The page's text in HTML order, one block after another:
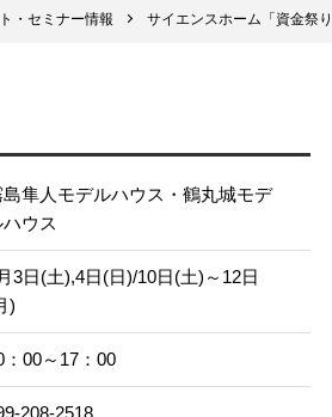
・セミナー情報 サイエンスホーム「資金祭
島隼人モデルハウス・鶴丸城モデ
ハウス
3日(土),4日(日)/10日(土)～12日
)
：00～17：00
208-2518